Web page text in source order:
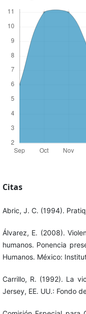
Citas
Abric, J. C. (1994).
Álvarez, E. (2008).
humanos. Ponencia
Humanos. México:
Carrillo, R. (1992). La
Jersey, EE. UU.: Fondo